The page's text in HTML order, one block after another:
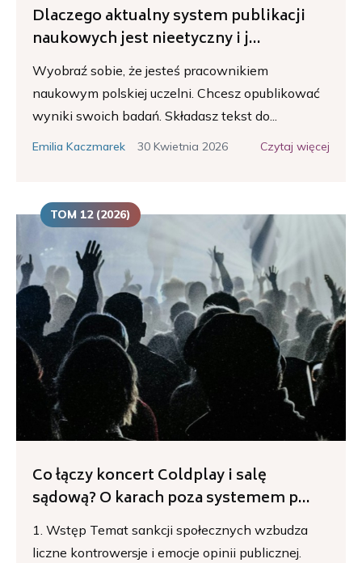
Dlaczego aktualny system publikacji
naukowych jest nieetyczny i j...
Wyobraź sobie, że jesteś pracownikiem
naukowym polskiej uczelni. Chcesz opublikować
wyniki swoich badań. Składasz tekst do...
Emilia Kaczmarek 30 Kwietnia 2026 Czytaj więcej
TOM 12 (2026)
Co łączy koncert Coldplay i salę
sądową? O karach poza systemem p...
1. Wstęp Temat sankcji społecznych wzbudza
liczne kontrowersje i emocje opinii publicznej.